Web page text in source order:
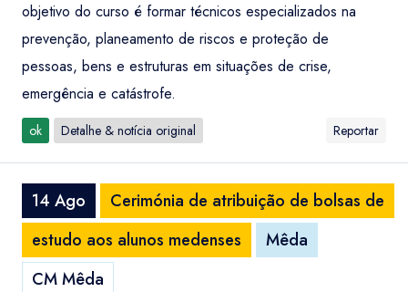
objetivo do curso é formar técnicos especializados na
prevenção, planeamento de riscos e proteção de
pessoas, bens e estruturas em situações de crise,
emergência e catástrofe.
ok Detalhe & notícia original Reportar
14 Ago
Cerimónia de atribuição de bolsas de
estudo aos alunos medenses
Mêda
CM Mêda